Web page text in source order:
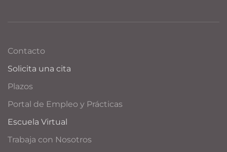
Contacto
Solicita una cita
Plazos
Portal de Empleo y Prácticas
Escuela Virtual
Trabaja con Nosotros